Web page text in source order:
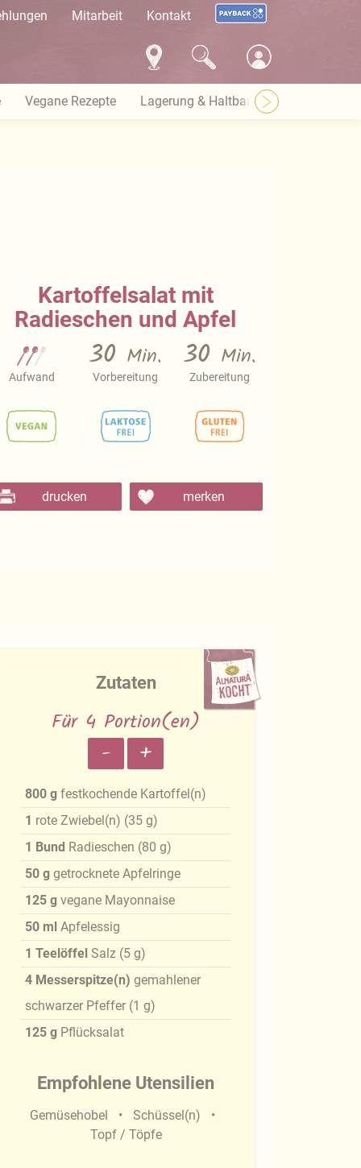
Mitarbeit Kontakt
Vegane Rezepte Lagerung & Haltbarkeit
Kartoffelsalat mit
Radieschen und Apfel
Aufwand
30 Min.
Vorbereitung
30 Min.
Zubereitung
drucken merken
Zutaten
Für 4 Portion(en)
- +
800 g festkochende Kartoffel(n)
1 rote Zwiebel(n) (35 g)
1 Bund Radieschen (80 g)
50 g getrocknete Apfelringe
125 g vegane Mayonnaise
50 ml Apfelessig
1 Teelöffel Salz (5 g)
4 Messerspitze(n) gemahlener
schwarzer Pfeffer (1 g)
125 g Pflücksalat
Empfohlene Utensilien
Gemüsehobel
Schüssel(n)
Topf / Töpfe